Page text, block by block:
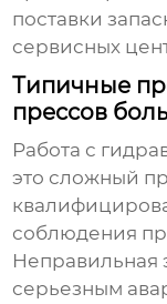
поставки
сервисных
Типичные
прессов
Работа с
это сложный
соблюдения
Неправильная
серьезным